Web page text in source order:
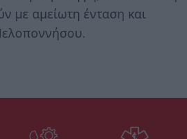
με αμείωτη ένταση και